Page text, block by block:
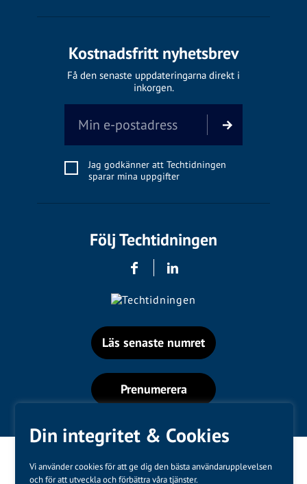
Din integritet & Cookies
Vi använder cookies för att ge dig den bästa användarupplevelsen
och för att utveckla och förbättra våra tjänster.
Kostnadsfritt nyhetsbrev
Få den senaste uppdateringarna direkt i
inkorgen.
Jag godkänner att Techtidningen
sparar mina uppgifter
Följ Techtidningen
Läs senaste numret
Prenumerera